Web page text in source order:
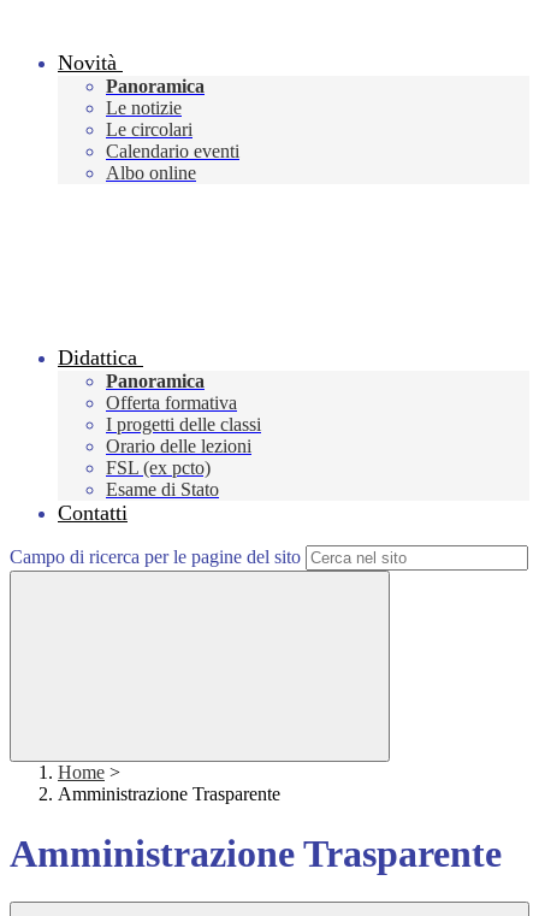
Novità
Panoramica
Le notizie
Le circolari
Calendario eventi
Albo online
Didattica
Panoramica
Offerta formativa
I progetti delle classi
Orario delle lezioni
FSL (ex pcto)
Esame di Stato
Contatti
Campo di ricerca per le pagine del sito
Home >
Amministrazione Trasparente
Amministrazione Trasparente